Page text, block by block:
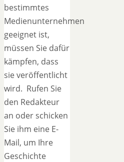
bestimmtes
Medienunternehmen
geeignet ist,
müssen Sie dafür
kämpfen, dass
sie veröffentlicht
wird. Rufen Sie
den Redakteur
an oder schicken
Sie ihm eine E-
Mail, um Ihre
Geschichte